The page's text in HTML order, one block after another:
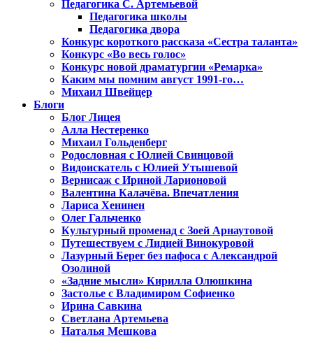
Педагогика С. Артемьевой
Педагогика школы
Педагогика двора
Конкурс короткого рассказа «Сестра таланта»
Конкурс «Во весь голос»
Конкурс новой драматургии «Ремарка»
Каким мы помним август 1991-го…
Михаил Швейцер
Блоги
Блог Лицея
Алла Нестеренко
Михаил Гольденберг
Родословная с Юлией Свинцовой
Видоискатель с Юлией Утышевой
Вернисаж с Ириной Ларионовой
Валентина Калачёва. Впечатления
Лариса Хенинен
Олег Гальченко
Культурный променад с Зоей Арнаутовой
Путешествуем с Лидией Винокуровой
Лазурный Берег без пафоса с Александрой
Озолиной
«Задние мысли» Кирилла Олюшкина
Застолье с Владимиром Софиенко
Ирина Савкина
Светлана Артемьева
Наталья Мешкова